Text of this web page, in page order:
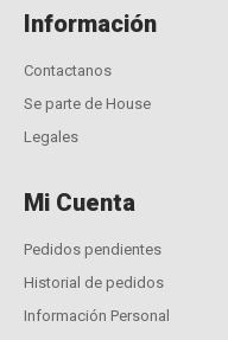
Información
Contactanos
Se parte de House
Legales
Mi Cuenta
Pedidos pendientes
Historial de pedidos
Información Personal